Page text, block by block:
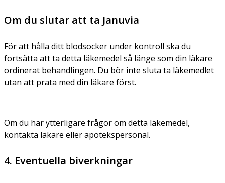
Om du slutar att ta Januvia
För att hålla ditt blodsocker under kontroll ska du
fortsätta att ta detta läkemedel så länge som din läkare
ordinerat behandlingen. Du bör inte sluta ta läkemedlet
utan att prata med din läkare först.
Om du har ytterligare frågor om detta läkemedel,
kontakta läkare eller apotekspersonal.
4. Eventuella biverkningar